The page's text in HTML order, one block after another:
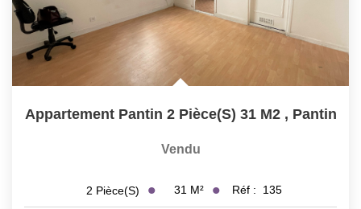
Appartement Pantin 2 Pièce(s) 31 M2 , Pantin
Vendu
2 Pièce(s) 31 M² Réf : 135